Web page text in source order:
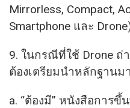
Mirrorless, Compact,
Smartphone และ
9. ในกรณีที่ใช้ Drone ถ่
ต้องเตรียมนำหลักฐานม
a. “ต้องมี” หนังสือการ